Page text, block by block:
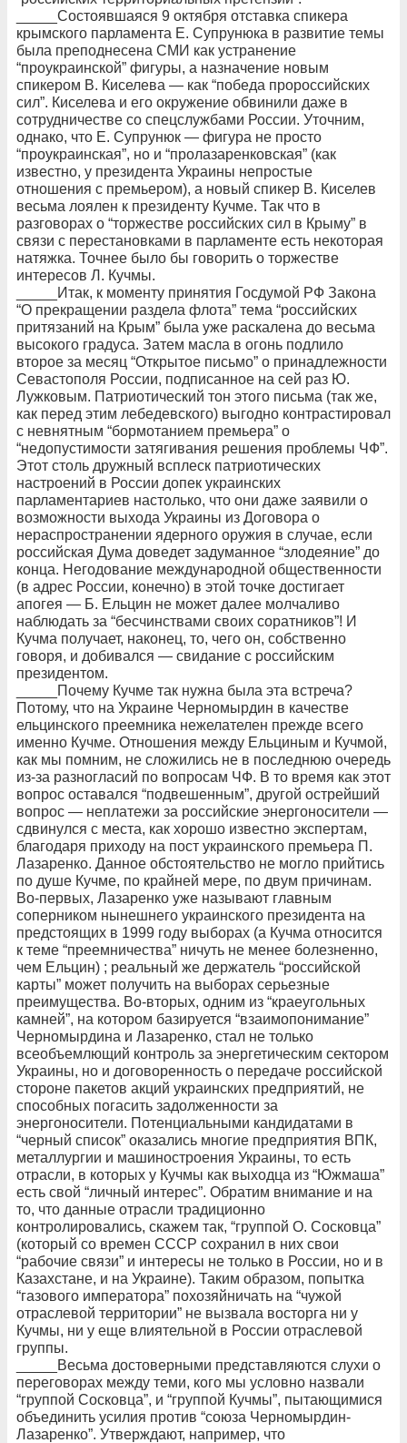
_____Состоявшаяся 9 октября отставка спикера
крымского парламента Е. Супрунюка в развитие темы
была преподнесена СМИ как устранение
“проукраинской” фигуры, а назначение новым
спикером В. Киселева — как “победа пророссийских
сил”. Киселева и его окружение обвинили даже в
сотрудничестве со спецслужбами России. Уточним,
однако, что Е. Супрунюк — фигура не просто
“проукраинская”, но и “пролазаренковская” (как
известно, у президента Украины непростые
отношения с премьером), а новый спикер В. Киселев
весьма лоялен к президенту Кучме. Так что в
разговорах о “торжестве российских сил в Крыму” в
связи с перестановками в парламенте есть некоторая
натяжка. Точнее было бы говорить о торжестве
интересов Л. Кучмы.
_____Итак, к моменту принятия Госдумой РФ Закона
“О прекращении раздела флота” тема “российских
притязаний на Крым” была уже раскалена до весьма
высокого градуса. Затем масла в огонь подлило
второе за месяц “Открытое письмо” о принадлежности
Севастополя России, подписанное на сей раз Ю.
Лужковым. Патриотический тон этого письма (так же,
как перед этим лебедевского) выгодно контрастировал
с невнятным “бормотанием премьера” о
“недопустимости затягивания решения проблемы ЧФ”.
Этот столь дружный всплеск патриотических
настроений в России допек украинских
парламентариев настолько, что они даже заявили о
возможности выхода Украины из Договора о
нераспространении ядерного оружия в случае, если
российская Дума доведет задуманное “злодеяние” до
конца. Негодование международной общественности
(в адрес России, конечно) в этой точке достигает
апогея — Б. Ельцин не может далее молчаливо
наблюдать за “бесчинствами своих соратников”! И
Кучма получает, наконец, то, чего он, собственно
говоря, и добивался — свидание с российским
президентом.
_____Почему Кучме так нужна была эта встреча?
Потому, что на Украине Черномырдин в качестве
ельцинского преемника нежелателен прежде всего
именно Кучме. Отношения между Ельциным и Кучмой,
как мы помним, не сложились не в последнюю очередь
из-за разногласий по вопросам ЧФ. В то время как этот
вопрос оставался “подвешенным”, другой острейший
вопрос — неплатежи за российские энергоносители —
сдвинулся с места, как хорошо известно экспертам,
благодаря приходу на пост украинского премьера П.
Лазаренко. Данное обстоятельство не могло прийтись
по душе Кучме, по крайней мере, по двум причинам.
Во-первых, Лазаренко уже называют главным
соперником нынешнего украинского президента на
предстоящих в 1999 году выборах (а Кучма относится
к теме “преемничества” ничуть не менее болезненно,
чем Ельцин) ; реальный же держатель “российской
карты” может получить на выборах серьезные
преимущества. Во-вторых, одним из “краеугольных
камней”, на котором базируется “взаимопонимание”
Черномырдина и Лазаренко, стал не только
всеобъемлющий контроль за энергетическим сектором
Украины, но и договоренность о передаче российской
стороне пакетов акций украинских предприятий, не
способных погасить задолженности за
энергоносители. Потенциальными кандидатами в
“черный список” оказались многие предприятия ВПК,
металлургии и машиностроения Украины, то есть
отрасли, в которых у Кучмы как выходца из “Южмаша”
есть свой “личный интерес”. Обратим внимание и на
то, что данные отрасли традиционно
контролировались, скажем так, “группой О. Сосковца”
(который со времен СССР сохранил в них свои
“рабочие связи” и интересы не только в России, но и в
Казахстане, и на Украине). Таким образом, попытка
“газового императора” похозяйничать на “чужой
отраслевой территории” не вызвала восторга ни у
Кучмы, ни у еще влиятельной в России отраслевой
группы.
_____Весьма достоверными представляются слухи о
переговорах между теми, кого мы условно назвали
“группой Сосковца”, и “группой Кучмы”, пытающимися
объединить усилия против “союза Черномырдин-
Лазаренко”. Утверждают, например, что